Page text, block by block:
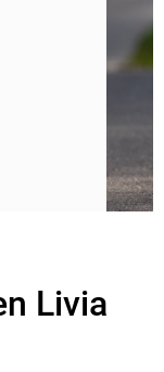
Livia